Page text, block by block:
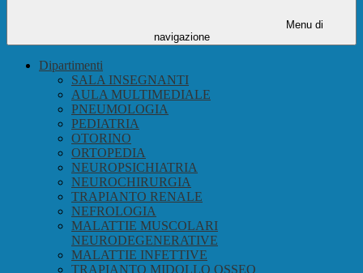
Menu di
navigazione
Dipartimenti
SALA INSEGNANTI
AULA MULTIMEDIALE
PNEUMOLOGIA
PEDIATRIA
OTORINO
ORTOPEDIA
NEUROPSICHIATRIA
NEUROCHIRURGIA
TRAPIANTO RENALE
NEFROLOGIA
MALATTIE MUSCOLARI
NEURODEGENERATIVE
MALATTIE INFETTIVE
TRAPIANTO MIDOLLO OSSEO